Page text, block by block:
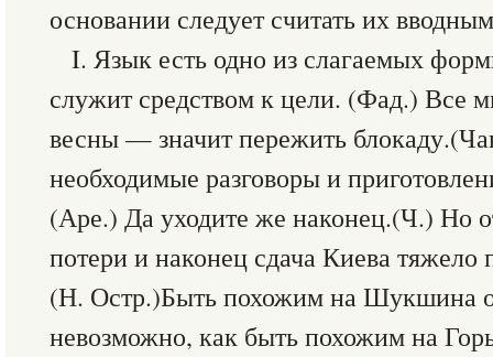
основании следует считать их
I. Язык есть одно из слагаемых
служит средством к цели. (Фад.) Все
весны — значит пережить
необходимые разговоры и
(Аре.) Да уходите же наконец.(Ч.) Но
потери и наконец сдача Киева тяжело
(Н. Остр.)Быть похожим на Шукшина
невозможно, как быть похожим на